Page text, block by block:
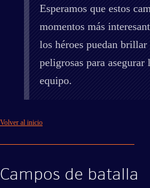
Esperamos que estos
momentos más
los héroes puedan
peligrosas para
equipo.
Volver al inicio
Campos de batalla